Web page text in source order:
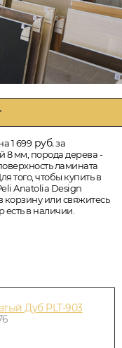
1 699руб.за
8 мм, порода дерева -
ламината
того, чтобы купить в
Anatolia Design
корзину или свяжитесь
в наличии.
Дуб PLT-903